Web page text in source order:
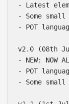
- Latest
- Some
- POT
v2.0 (08th
- NEW: NOW
- POT
- Some